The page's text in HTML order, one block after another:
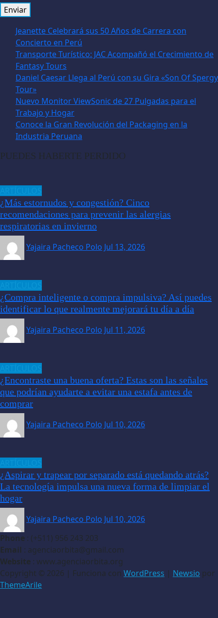
Jeanette Celebrará sus 50 Años de Carrera con
Concierto en Perú
Transporte Turístico: JAC Acompañó el Crecimiento de
Fantasy Tours
Daniel Caesar Llega al Perú con su Gira «Son Of Spergy
Tour»
Nuevo Monitor ViewSonic de 27 Pulgadas para el
Trabajo y Hogar
Conoce la Gran Revolución del Packaging en la
Industria Peruana
PUEDES HABERTE PERDIDO
¿Más estornudos y congestión? Cinco
recomendaciones para prevenir las alergias
respiratorias en invierno
Yajaira Pacheco Polo Jul 13, 2026
¿Compra inteligente o compra impulsiva? Así puedes
identificar lo que realmente mejorará tu día a día
Yajaira Pacheco Polo Jul 11, 2026
¿Encontraste una buena oferta? Estas son las señales
que podrían ayudarte a evitar una estafa antes de
comprar
Yajaira Pacheco Polo Jul 10, 2026
¿Aspirar y trapear por separado está quedando atrás?
La tecnología impulsa una nueva forma de limpiar el
hogar
Yajaira Pacheco Polo Jul 10, 2026
Phone : (+511) 956 243 203
Email : agenciaorbita@gmail.com
Website : www.agenciaorbita.org
Copyright © 2026 | Funciona con WordPress | Newsio por
ThemeArile